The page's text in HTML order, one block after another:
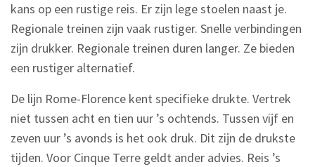
kans op een rustige reis. Er zijn lege stoelen naast je.
Regionale treinen zijn vaak rustiger. Snelle verbindingen
zijn drukker. Regionale treinen duren langer. Ze bieden
een rustiger alternatief.
De lijn Rome-Florence kent specifieke drukte. Vertrek
niet tussen acht en tien uur ’s ochtends. Tussen vijf en
zeven uur ’s avonds is het ook druk. Dit zijn de drukste
tijden. Voor Cinque Terre geldt ander advies. Reis ’s